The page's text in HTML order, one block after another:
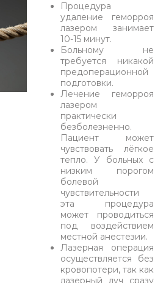
Процедура
удаление геморроя
лазером занимает
10-15 минут.
Больному не
требуется никакой
предоперационной
подготовки.
Лечение геморроя
лазером
практически
безболезненно.
Пациент может
чувствовать лёгкое
тепло. У больных с
низким порогом
болевой
чувствительности
эта процедура
может проводиться
под воздействием
местной анестезии.
Лазерная операция
осуществляется без
кровопотери, так как
лазерный луч сразу